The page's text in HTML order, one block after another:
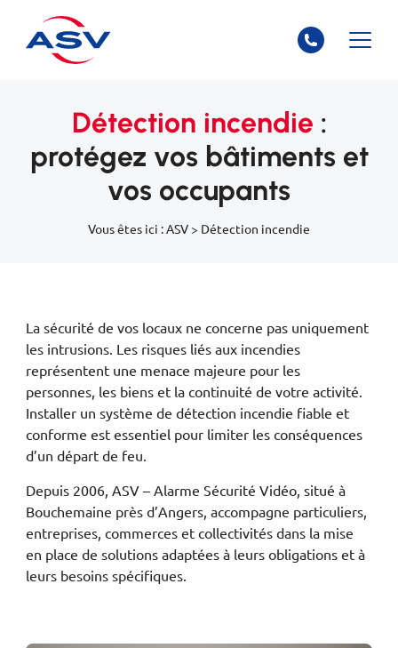
Détection incendie :
protégez vos bâtiments et
vos occupants
Vous êtes ici :ASV > Détection incendie
La sécurité de vos locaux ne concerne pas uniquement
les intrusions. Les risques liés aux incendies
représentent une menace majeure pour les
personnes, les biens et la continuité de votre activité.
Installer un système de détection incendie fiable et
conforme est essentiel pour limiter les conséquences
d’un départ de feu.
Depuis 2006, ASV – Alarme Sécurité Vidéo, situé à
Bouchemaine près d’Angers, accompagne particuliers,
entreprises, commerces et collectivités dans la mise
en place de solutions adaptées à leurs obligations et à
leurs besoins spécifiques.